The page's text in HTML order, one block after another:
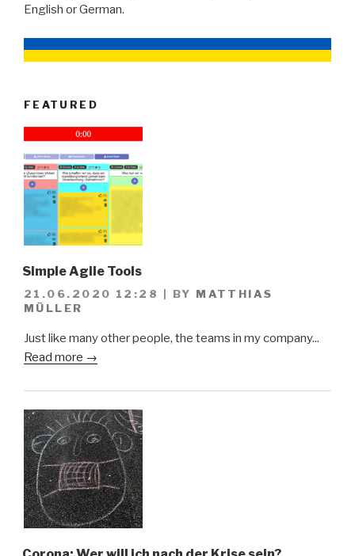
English or German.
FEATURED
Simple Agile Tools
21.06.2020 12:28 BY MATTHIAS
MÜLLER
Just like many other people, the teams in my company...
Read more →